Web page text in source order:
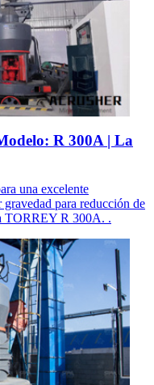
R 300A | La
una excelente
gravedad para reducción de
TORREY R 300A. .